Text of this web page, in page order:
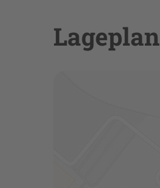
Lageplan